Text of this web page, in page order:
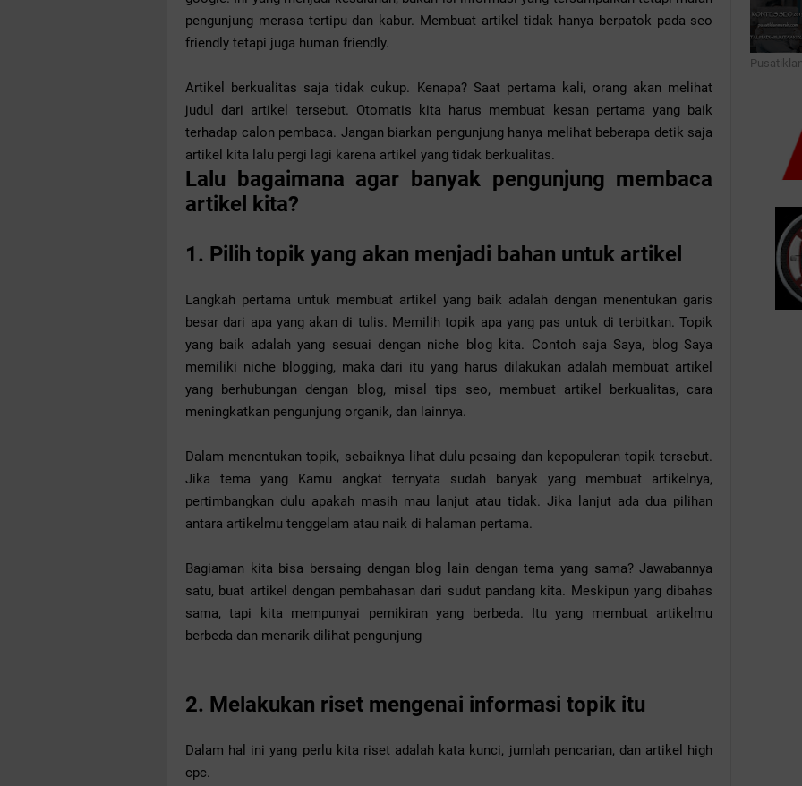
pengunjung merasa tertipu dan kabur. Membuat artikel tidak hanya berpatok pada seo
friendly tetapi juga human friendly.
Artikel berkualitas saja tidak cukup. Kenapa? Saat pertama kali, orang akan melihat
judul dari artikel tersebut. Otomatis kita harus membuat kesan pertama yang baik
terhadap calon pembaca. Jangan biarkan pengunjung hanya melihat beberapa detik saja
artikel kita lalu pergi lagi karena artikel yang tidak berkualitas.
Lalu bagaimana agar banyak pengunjung membaca
artikel kita?
1. Pilih topik yang akan menjadi bahan untuk artikel
Langkah pertama untuk membuat artikel yang baik adalah dengan menentukan garis
besar dari apa yang akan di tulis. Memilih topik apa yang pas untuk di terbitkan. Topik
yang baik adalah yang sesuai dengan niche blog kita. Contoh saja Saya, blog Saya
memiliki niche blogging, maka dari itu yang harus dilakukan adalah membuat artikel
yang berhubungan dengan blog, misal tips seo, membuat artikel berkualitas, cara
meningkatkan pengunjung organik, dan lainnya.
Dalam menentukan topik, sebaiknya lihat dulu pesaing dan kepopuleran topik tersebut.
Jika tema yang Kamu angkat ternyata sudah banyak yang membuat artikelnya,
pertimbangkan dulu apakah masih mau lanjut atau tidak. Jika lanjut ada dua pilihan
antara artikelmu tenggelam atau naik di halaman pertama.
Bagiaman kita bisa bersaing dengan blog lain dengan tema yang sama? Jawabannya
satu, buat artikel dengan pembahasan dari sudut pandang kita. Meskipun yang dibahas
sama, tapi kita mempunyai pemikiran yang berbeda. Itu yang membuat artikelmu
berbeda dan menarik dilihat pengunjung
2. Melakukan riset mengenai informasi topik itu
Dalam hal ini yang perlu kita riset adalah kata kunci, jumlah pencarian, dan artikel high
cpc.